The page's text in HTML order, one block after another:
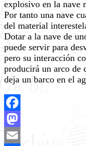
explosivo en la nave
Por tanto una nave
del material
Dotar a la nave de
puede servir para
pero su interacción
producirá un arco de
deja un barco en el
Facebook
Mastodon